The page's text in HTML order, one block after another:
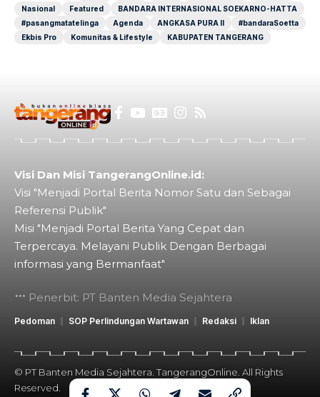
Nasional
Featured
BANDARA INTERNASIONAL SOEKARNO-HATTA
#pasangmatatelinga
Agenda ANGKASA PURA II
#bandaraSoetta
Ekbis Pro
Komunitas & Lifestyle KABUPATEN TANGERANG
Visi Dan Misi TangerangOnline.id:
Visi "Menjadi Portal Berita Nomor Satu dan Sebagai
Referensi Publik"
Misi "Menjadi Portal Berita Yang Cepat dan
Terpercaya. Melayani Publik Dengan Berbagai
informasi yang Bermanfaat"
Penerbit: PT Banten Media Sejahtera
Pedoman SOP Perlindungan Wartawan Redaksi Iklan
© PT Banten Media Sejahtera. TangerangOnline. All Rights
Reserved.